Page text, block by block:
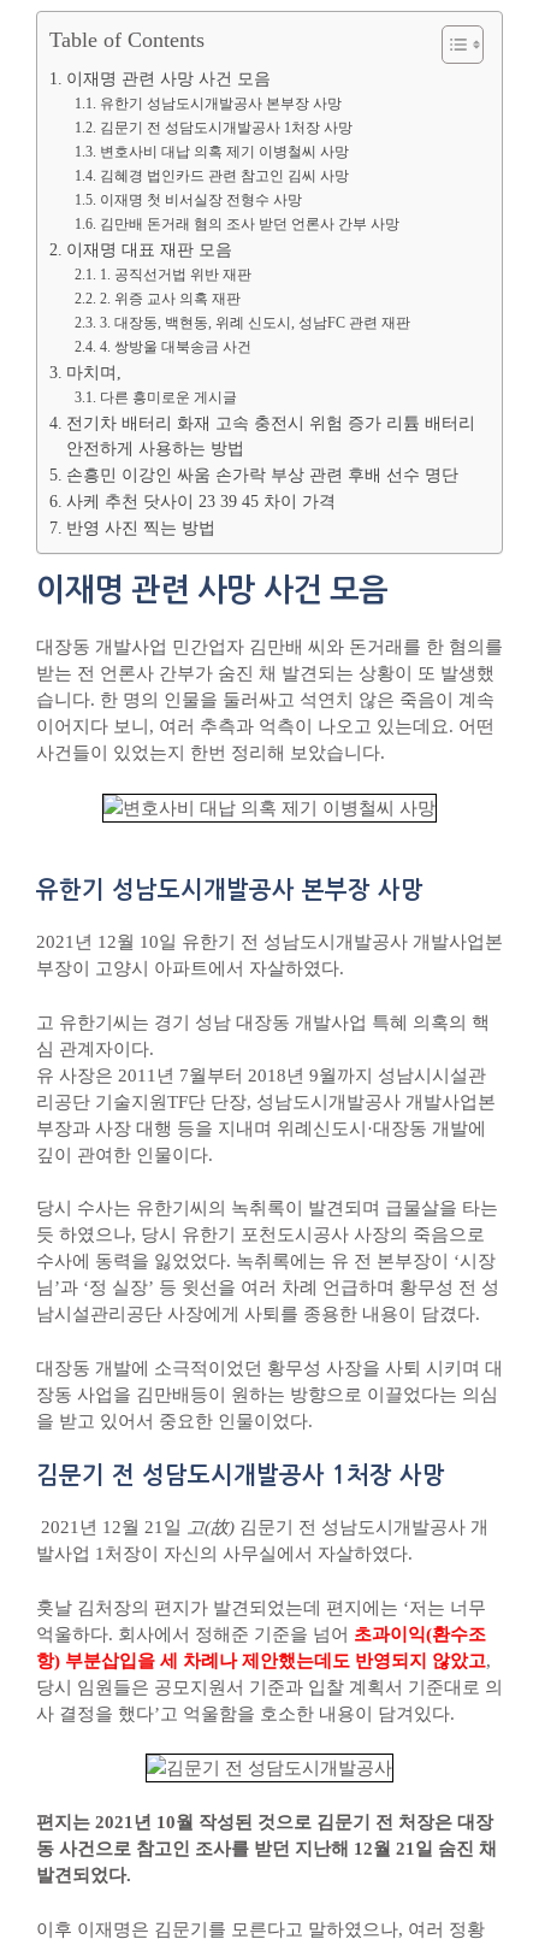
Table of Contents
이재명 관련 사망 사건 모음
유한기 성남도시개발공사 본부장 사망
김문기 전 성담도시개발공사 1처장 사망
변호사비 대납 의혹 제기 이병철씨 사망
김혜경 법인카드 관련 참고인 김씨 사망
이재명 첫 비서실장 전형수 사망
김만배 돈거래 혐의 조사 받던 언론사 간부 사망
이재명 대표 재판 모음
1. 공직선거법 위반 재판
2. 위증 교사 의혹 재판
3. 대장동, 백현동, 위례 신도시, 성남FC 관련 재판
4. 쌍방울 대북송금 사건
마치며,
다른 흥미로운 게시글
전기차 배터리 화재 고속 충전시 위험 증가 리튬 배터리
안전하게 사용하는 방법
손흥민 이강인 싸움 손가락 부상 관련 후배 선수 명단
사케 추천 닷사이 23 39 45 차이 가격
반영 사진 찍는 방법
이재명 관련 사망 사건 모음
대장동 개발사업 민간업자 김만배 씨와 돈거래를 한 혐의를
받는 전 언론사 간부가 숨진 채 발견되는 상황이 또 발생했
습니다. 한 명의 인물을 둘러싸고 석연치 않은 죽음이 계속
이어지다 보니, 여러 추측과 억측이 나오고 있는데요. 어떤
사건들이 있었는지 한번 정리해 보았습니다.
유한기 성남도시개발공사 본부장 사망
2021년 12월 10일 유한기 전 성남도시개발공사 개발사업본
부장이 고양시 아파트에서 자살하였다.
고 유한기씨는 경기 성남 대장동 개발사업 특혜 의혹의 핵
심 관계자이다.
유 사장은 2011년 7월부터 2018년 9월까지 성남시시설관
리공단 기술지원TF단 단장, 성남도시개발공사 개발사업본
부장과 사장 대행 등을 지내며 위례신도시·대장동 개발에
깊이 관여한 인물이다.
당시 수사는 유한기씨의 녹취록이 발견되며 급물살을 타는
듯 하였으나, 당시 유한기 포천도시공사 사장의 죽음으로
수사에 동력을 잃었었다. 녹취록에는 유 전 본부장이 ‘시장
님’과 ‘정 실장’ 등 윗선을 여러 차례 언급하며 황무성 전 성
남시설관리공단 사장에게 사퇴를 종용한 내용이 담겼다.
대장동 개발에 소극적이었던 황무성 사장을 사퇴 시키며 대
장동 사업을 김만배등이 원하는 방향으로 이끌었다는 의심
을 받고 있어서 중요한 인물이었다.
김문기 전 성담도시개발공사 1처장 사망
2021년 12월 21일 고(故) 김문기 전 성남도시개발공사 개
발사업 1처장이 자신의 사무실에서 자살하였다.
훗날 김처장의 편지가 발견되었는데 편지에는 ‘저는 너무
억울하다. 회사에서 정해준 기준을 넘어 초과이익(환수조
항) 부분삽입을 세 차례나 제안했는데도 반영되지 않았고,
당시 임원들은 공모지원서 기준과 입찰 계획서 기준대로 의
사 결정을 했다’고 억울함을 호소한 내용이 담겨있다.
편지는 2021년 10월 작성된 것으로 김문기 전 처장은 대장
동 사건으로 참고인 조사를 받던 지난해 12월 21일 숨진 채
발견되었다.
이후 이재명은 김문기를 모른다고 말하였으나, 여러 정황